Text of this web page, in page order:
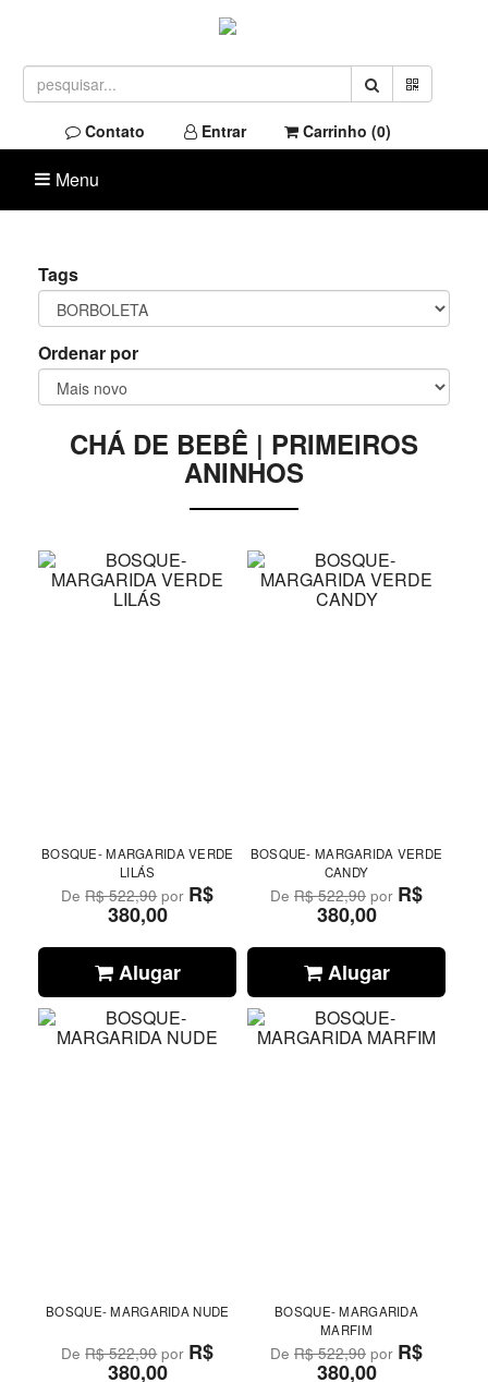
Contato Entrar Carrinho (0)
Menu
Tags
Ordenar por
CHÁ DE BEBÊ | PRIMEIROS
ANINHOS
BOSQUE- MARGARIDA VERDE
LILÁS
DeR$ 522,90por R$
380,00
Alugar
BOSQUE- MARGARIDA VERDE
CANDY
DeR$ 522,90 por R$
380,00
Alugar
BOSQUE- MARGARIDA NUDE
DeR$ 522,90por R$
380,00
BOSQUE- MARGARIDA
MARFIM
DeR$ 522,90 por R$
380,00